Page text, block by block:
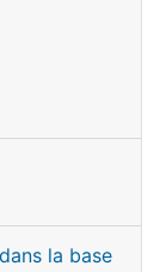
la base